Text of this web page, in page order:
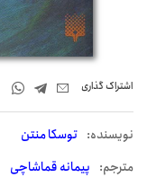
اشتراک‌ گذاری
نويسنده: توسکا منتن
مترجم: پیمانه قماشاچی